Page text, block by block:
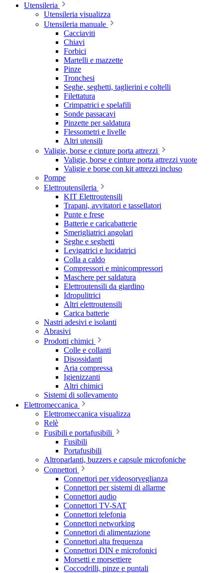
Utensileria
Utensileria visualizza
Utensileria manuale
Cacciaviti
Chiavi
Forbici
Martelli e mazzette
Pinze
Tronchesi
Seghe, seghetti, taglierini e coltelli
Filettatura
Crimpatrici e spelafili
Sonde passacavi
Pinzette per saldatura
Flessometri e livelle
Altri utensili
Valigie, borse e cinture porta attrezzi
Valigie, borse e cinture porta attrezzi vuote
Valigie e borse con kit attrezzi incluso
Pompe
Elettroutensileria
KIT Elettroutensili
Trapani, avvitatori e tassellatori
Punte e frese
Batterie e caricabatterie
Smerigliatrici angolari
Seghe e seghetti
Levigatrici e lucidatrici
Colla a caldo
Compressori e minicompressori
Maschere per saldatura
Elettroutensili da giardino
Idropulitrici
Altri elettroutensili
Carica batterie
Nastri adesivi e isolanti
Abrasivi
Prodotti chimici
Colle e collanti
Disossidanti
Aria compressa
Igienizzanti
Altri chimici
Sistemi di sollevamento
Elettromeccanica
Elettromeccanica visualizza
Relè
Fusibili e portafusibili
Fusibili
Portafusibili
Altroparlanti, buzzers e capsule microfoniche
Connettori
Connettori per videosorveglianza
Connettori per sistemi di allarme
Connettori audio
Connettori TV-SAT
Connettori telefonia
Connettori networking
Connettori di alimentazione
Connettori alta frequenza
Connettori DIN e microfonici
Morsetti e morsettiere
Coccodrilli, pinze e puntali